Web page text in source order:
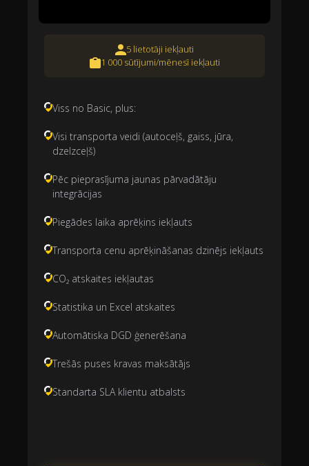
5 lietotāji iekļauti
1 000 sūtījumi/mēnesī iekļauti
Viss no Basic, plus:
Visi transporta veidi (autoceļš, gaiss, jūra,
dzelzceļš)
Pēc pieprasījuma jaunas pārvadātāju
integrācijas
Piegādes laika aprēķins iekļauts
Transporta cenu aprēķināšanas dzinējs iekļauts
CO₂ atskaites iekļautas
Statistika un Excel atskaites
Automātiska DGD ģenerēšana
Trešās puses kravas maksātājs
Standarta SLA klientu atbalsts